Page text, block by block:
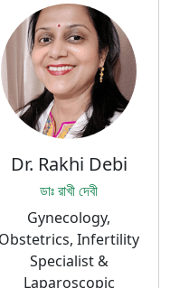
Dr. Rakhi Debi
ডাঃ রাখী দেবী
Gynecology,
Obstetrics, Infertility
Specialist &
Laparoscopic